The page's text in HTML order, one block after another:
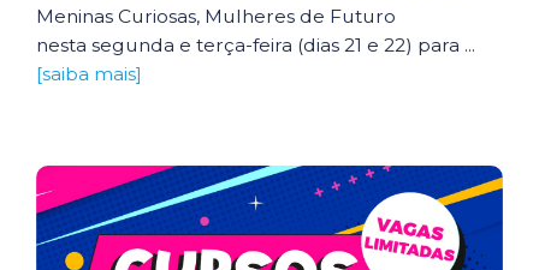
Meninas Curiosas, Mulheres de Futuro
nesta segunda e terça-feira (dias 21 e 22) para ...
[saiba mais]